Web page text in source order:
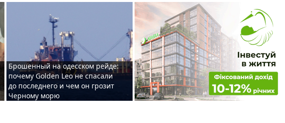
Брошенный на одесском рейде:
почему Golden Leo не спасали
до последнего и чем он грозит
Черному морю